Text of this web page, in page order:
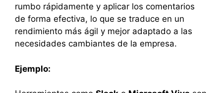
rumbo rápidamente y aplicar los comentarios
de forma efectiva, lo que se traduce en un
rendimiento más ágil y mejor adaptado a las
necesidades cambiantes de la empresa.
Ejemplo: